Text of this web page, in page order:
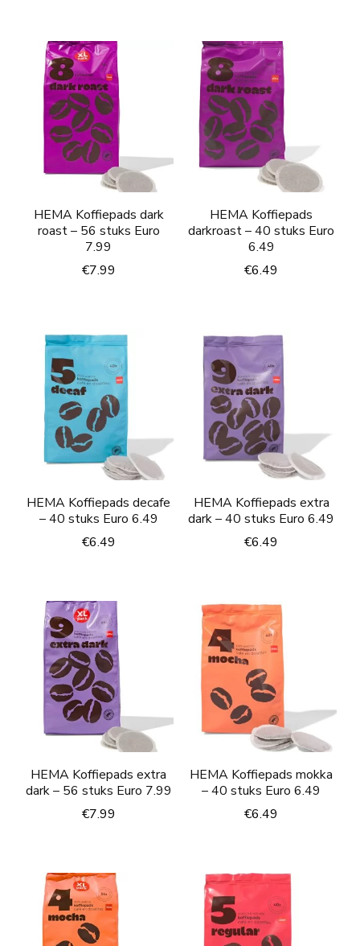
HEMA Koffiepads dark
roast – 56 stuks Euro
7.99
€7.99
HEMA Koffiepads
darkroast – 40 stuks Euro
6.49
€6.49
HEMA Koffiepads decafe
– 40 stuks Euro 6.49
€6.49
HEMA Koffiepads extra
dark – 40 stuks Euro 6.49
€6.49
HEMA Koffiepads extra
dark – 56 stuks Euro 7.99
€7.99
HEMA Koffiepads mokka
– 40 stuks Euro 6.49
€6.49